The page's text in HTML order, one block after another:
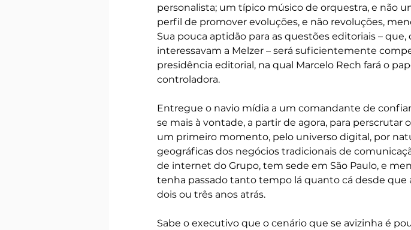
personalista; um típico músico de orquestra, e não
perfil de promover evoluções, e não revoluções,
Sua pouca aptidão para as questões editoriais –
interessavam a Melzer – será suficientemente
presidência editorial, na qual Marcelo Rech fará o
controladora.
Entregue o navio mídia a um comandante de
se mais à vontade, a partir de agora, para perscrutar
um primeiro momento, pelo universo digital, por
geográficas dos negócios tradicionais de
de internet do Grupo, tem sede em São Paulo, e
tenha passado tanto tempo lá quanto cá desde que
dois ou três anos atrás.
Sabe o executivo que o cenário que se avizinha é